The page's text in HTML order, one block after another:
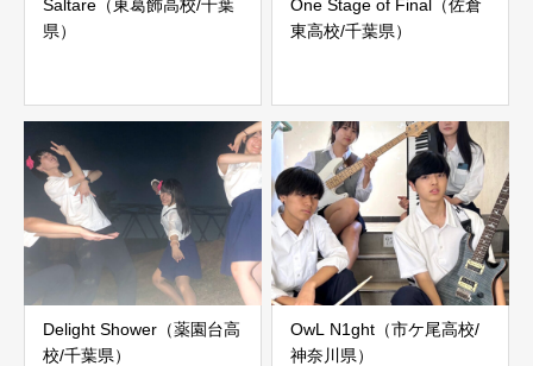
Saltare（東葛飾高校/千葉
県）
One Stage of Final（佐倉
東高校/千葉県）
Delight Shower（薬園台高
校/千葉県）
OwL N1ght（市ケ尾高校/
神奈川県）